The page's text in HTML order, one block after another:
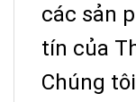
các sản
tín của
Chúng